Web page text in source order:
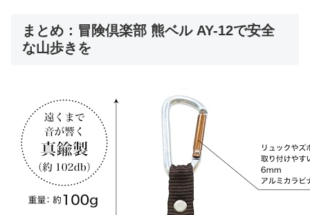
まとめ：冒険倶楽部 熊ベル AY-12で安全
な山歩きを